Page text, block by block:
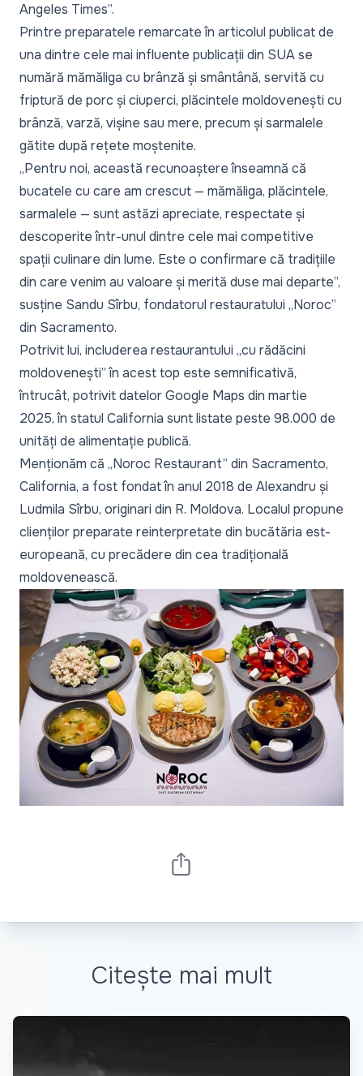
Angeles Times”.
Printre preparatele remarcate în articolul publicat de
una dintre cele mai influente publicații din SUAse
numără mămăliga cu brânză și smântână, servită cu
friptură de porc și ciuperci, plăcintele moldovenești cu
brânză, varză, vișine sau mere, precum și sarmalele
gătite după rețete moștenite.
„Pentru noi, această recunoaștere înseamnă că
bucatele cu care am crescut — mămăliga, plăcintele,
sarmalele — sunt astăzi apreciate, respectate și
descoperite într-unul dintre cele mai competitive
spații culinare din lume. Este o confirmare că tradițiile
din care venim au valoare și merită duse mai departe”,
susține Sandu Sîrbu, fondatorul restauratului „Noroc”
din Sacramento.
Potrivit lui, includerea restaurantului „cu rădăcini
moldovenești” în acest top este semnificativă,
întrucât, potrivit datelor Google Maps din martie
2025, în statul California sunt listate peste 98.000 de
unități de alimentație publică.
Menționăm că „Noroc Restaurant” din Sacramento,
California, a fost fondat în anul 2018 de Alexandru și
Ludmila Sîrbu, originari din R. Moldova. Localul propune
clienților preparate reinterpretate din bucătăria est-
europeană, cu precădere din cea tradițională
moldovenească.
Citește mai mult